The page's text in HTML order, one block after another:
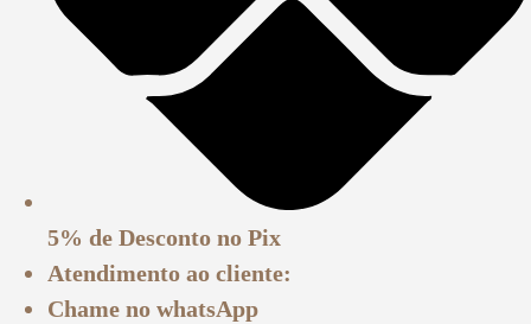
5% de Desconto no Pix
Atendimento ao cliente:
Chame no whatsApp